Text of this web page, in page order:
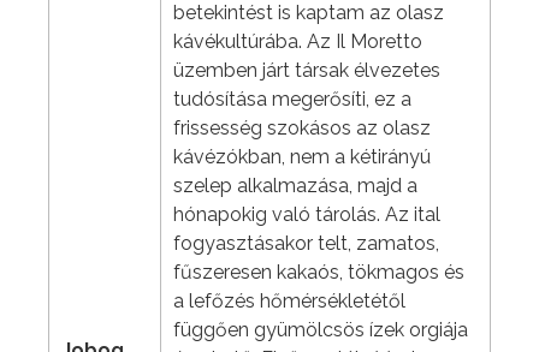
betekintést is kaptam az olasz
kávékultúrába. Az Il Moretto
üzemben járt társak élvezetes
tudósítása megerősíti, ez a
frissesség szokásos az olasz
kávézókban, nem a kétirányú
szelep alkalmazása, majd a
hónapokig való tárolás. Az ital
fogyasztásakor telt, zamatos,
fűszeresen kakaós, tökmagos és
a lefőzés hőmérsékletétől
függően gyümölcsös ízek orgiája